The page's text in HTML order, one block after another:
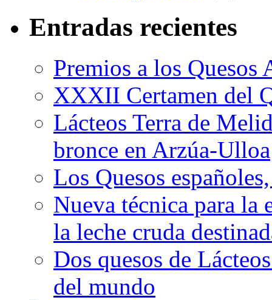
Entradas recientes
Premios a los Quesos
XXXII Certamen del
Lácteos Terra de
bronce en Arzúa-Ulloa
Los Quesos
Nueva técnica para la
la leche cruda
Dos quesos de
del mundo